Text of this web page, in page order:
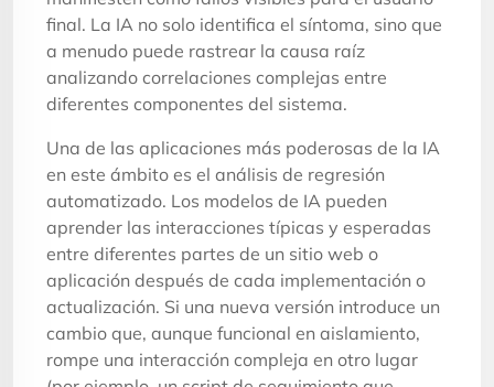
final. La IA no solo identifica el síntoma, sino que
a menudo puede rastrear la causa raíz
analizando correlaciones complejas entre
diferentes componentes del sistema.
Una de las aplicaciones más poderosas de la IA
en este ámbito es el análisis de regresión
automatizado. Los modelos de IA pueden
aprender las interacciones típicas y esperadas
entre diferentes partes de un sitio web o
aplicación después de cada implementación o
actualización. Si una nueva versión introduce un
cambio que, aunque funcional en aislamiento,
rompe una interacción compleja en otro lugar